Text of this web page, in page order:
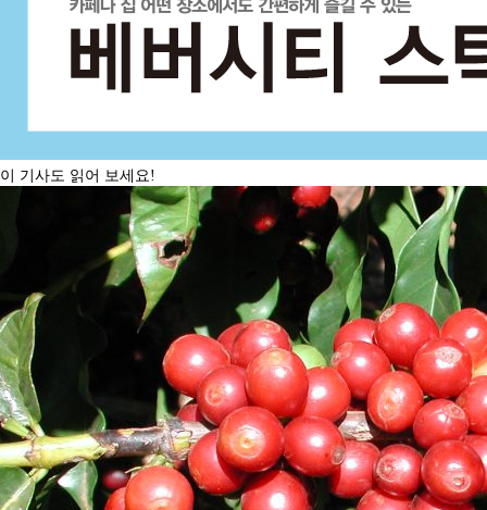
이 기사도 읽어 보세요!